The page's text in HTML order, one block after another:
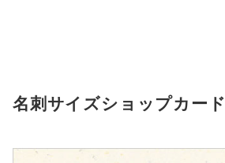
名刺サイズショップカード